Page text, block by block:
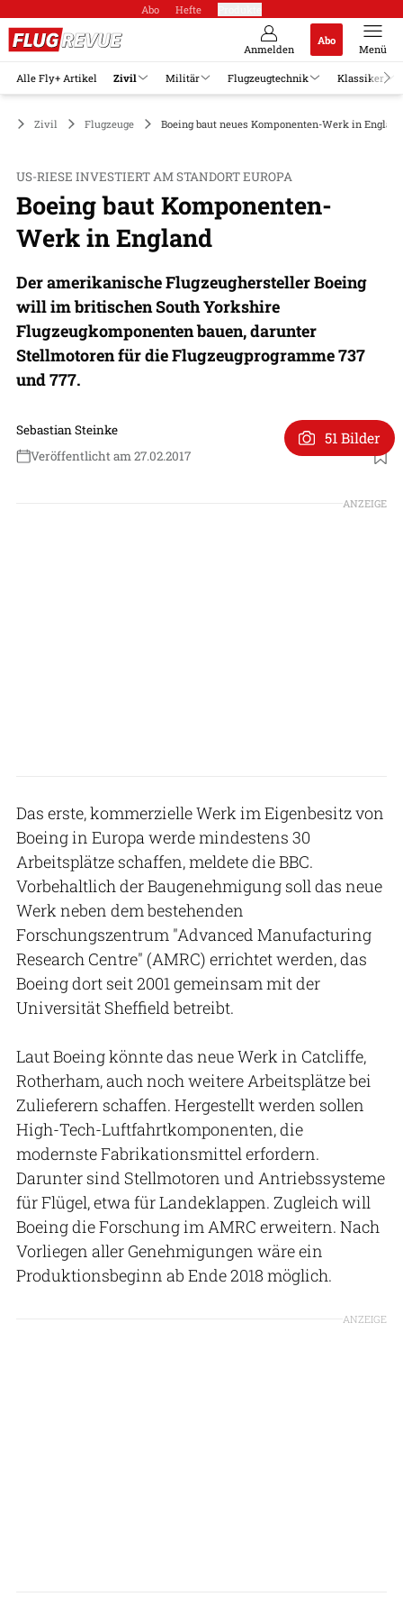
Abo Hefte
Anmelden
Abo
Menü
Alle Fly+ Artikel Zivil Militär Flugzeugtechnik Klassiker
Zivil Flugzeuge Boeing baut neues Komponenten-Werk in England
US-RIESE INVESTIERT AM STANDORT EUROPA
Boeing baut Komponenten-
Werk in England
Der amerikanische Flugzeughersteller Boeing
will im britischen South Yorkshire
Flugzeugkomponenten bauen, darunter
Stellmotoren für die Flugzeugprogramme 737
und 777.
Sebastian Steinke
Veröffentlicht am 27.02.2017
51 Bilder
ANZEIGE
Das erste, kommerzielle Werk im Eigenbesitz von
Boeing in Europa werde mindestens 30
Arbeitsplätze schaffen, meldete die BBC.
Vorbehaltlich der Baugenehmigung soll das neue
Werk neben dem bestehenden
Forschungszentrum "Advanced Manufacturing
Research Centre" (AMRC) errichtet werden, das
Boeing dort seit 2001 gemeinsam mit der
Universität Sheffield betreibt.
Laut Boeing könnte das neue Werk in Catcliffe,
Rotherham, auch noch weitere Arbeitsplätze bei
Zulieferern schaffen. Hergestellt werden sollen
High-Tech-Luftfahrtkomponenten, die
modernste Fabrikationsmittel erfordern.
Darunter sind Stellmotoren und Antriebssysteme
für Flügel, etwa für Landeklappen. Zugleich will
Boeing die Forschung im AMRC erweitern. Nach
Vorliegen aller Genehmigungen wäre ein
Produktionsbeginn ab Ende 2018 möglich.
ANZEIGE